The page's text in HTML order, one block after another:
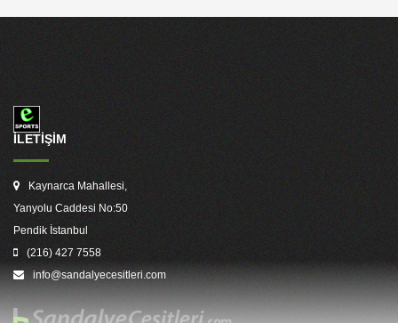
İLETİŞİM
Kaynarca Mahallesi,
Yanyolu Caddesi No:50
Pendik İstanbul
(216) 427 7558
info@sandalyecesitleri.com